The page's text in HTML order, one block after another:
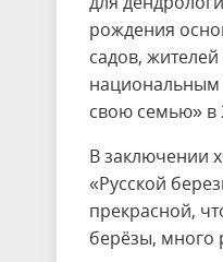
рождения
садов,
национальным
свою семью» в
В заключении
«Русской
прекрасной,
берёзы, много